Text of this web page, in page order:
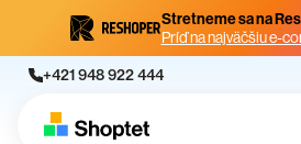
Stretneme sa na
Príď na najväčšiu e-
+421 948 922 444